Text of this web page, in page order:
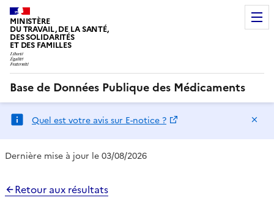
MINISTÈRE
DU TRAVAIL, DE LA SANTÉ,
DES SOLIDARITÉS
ET DES FAMILLES
Base de Données Publique des Médicaments
Quel est votre avis sur E-notice ?
Dernière mise à jour le 03/08/2026
Retour aux résultats